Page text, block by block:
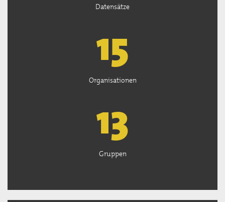
Datensätze
15
Organisationen
13
Gruppen